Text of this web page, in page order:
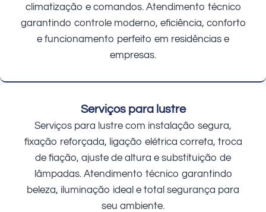
climatização e comandos. Atendimento técnico
garantindo controle moderno, eficiência, conforto
e funcionamento perfeito em residências e
empresas.
Serviços para lustre
Serviços para lustre com instalação segura,
fixação reforçada, ligação elétrica correta, troca
de fiação, ajuste de altura e substituição de
lâmpadas. Atendimento técnico garantindo
beleza, iluminação ideal e total segurança para
seu ambiente.